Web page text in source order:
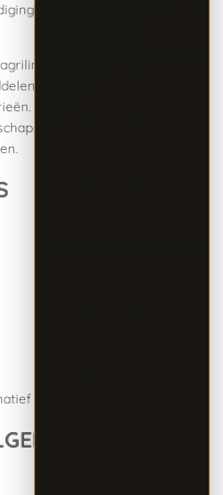
voedselinname en
vaak genoemd door
eetlustregulatie, body
Het is daarbij belangrijk
studiegegevens,